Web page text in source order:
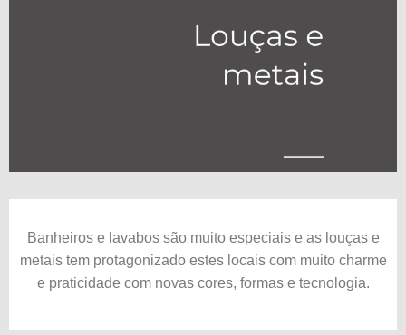
Banheiros e lavabos são muito especiais e as louças e
metais tem protagonizado estes locais com muito charme
e praticidade com novas cores, formas e tecnologia.